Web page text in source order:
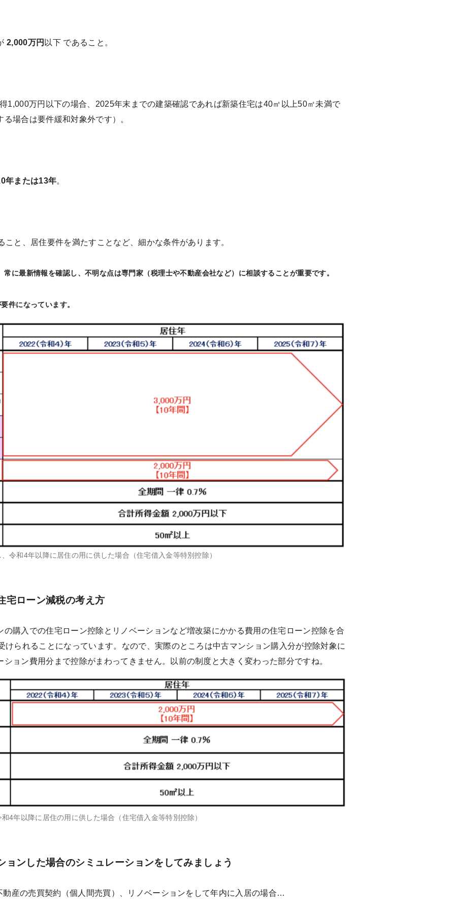
2,000万円 以下 であること。
1,000万円以下の場合、2025年末までの建築確認であれば新築住宅は40㎡以上50㎡未満で
場合は要件緩和対象外です）。
年または13年。
と、居住要件を満たすことなど、細かな条件があります。
に最新情報を確認し、不明な点は専門家（税理士や不動産会社など）に相談することが重要です。
件になっています。
和4年以降に居住の用に供した場合（住宅借入金等特別控除）
宅ローン減税の考え方
の購入での住宅ローン控除とリノベーションなど増改築にかかる費用の住宅ローン控除を合
けられることになっています。なので、実際のところは中古マンション購入分が控除対象に
ョン費用分まで控除がまわってきません。以前の制度と大きく変わった部分ですね。
年以降に居住の用に供した場合（住宅借入金等特別控除）
ョンした場合のシミュレーションをしてみましょう
産の売買契約（個人間売買）、リノベーションをして年内に入居の場合…